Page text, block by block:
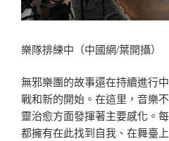
樂隊排練中（中國網/葉開攝）
無邪樂團的故事還在持續進行
戰和新的開始。在這里，音樂
靈治愈方面發揮著主要感化。
都擁有在此找到自我、在舞臺